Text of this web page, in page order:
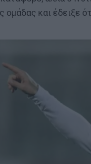
ομάδας και έδειξε